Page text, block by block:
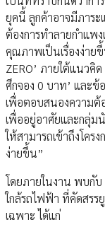
ยุคนี้ ลูกค้าอาจมีภาร
ต้องการทำลายกำแพ
คุณภาพเป็นเรื่องง่ายขึ้
ZERO’ ภายใต้แนวคิ
ศึกจอง 0 บาท’ และ
เพื่อตอบสนองความต้
เพื่ออยู่อาศัยและกลุ่ม
ให้สามารถเข้าถึงโค
ง่ายขึ้น”
โดยภายในงาน พบกั
ใกล้รถไฟฟ้า ที่คัดสร
เฉพาะ ได้แก่